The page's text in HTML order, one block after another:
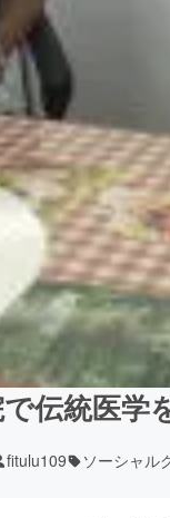
伝統医
fitulu109 ソーシャル